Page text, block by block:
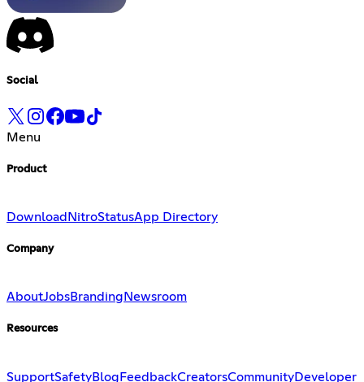
Social
Menu
Product
Download NitroStatusApp Directory
Company
AboutJobsBranding Newsroom
Resources
SupportSafetyBlog FeedbackCreatorsCommunityDeveloper